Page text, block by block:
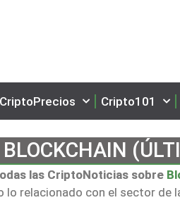
CriptoPrecios Cripto101
las CriptoNoticias sobre
lo relacionado con el sector de